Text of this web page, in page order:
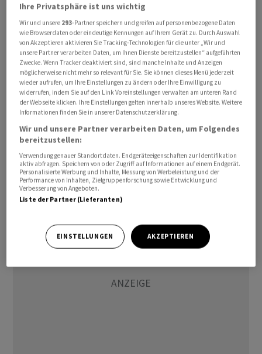
Der Fokus von Movon liegt den Angaben zufolge auf
Flotten-Leasings und Rundum-Service-Lösungen für
Geschäftskundinnen und Geschäftskunden. Amag
gründete die Tochter im Februar 2023, um veränderten
Kundenbedürfnissen gerecht zu werden, wie es heisst.
Mit der Unterstützung durch Volkswagen Financial
Services sollen nun die Produkt- und
Dienstleistungsportfolios bei Movon vorangetrieben
werden.
jl/rw
Ihre Privatsphäre ist uns wichtig
Wir und unsere 293-Partner speichern und greifen auf personenbezogene Daten
wie Browserdaten oder eindeutige Kennungen auf Ihrem Gerät zu. Durch Auswahl
von Akzeptieren aktivieren Sie Tracking-Technologien für die unter „Wir und
unsere Partner verarbeiten Daten, um Ihnen Dienste bereitzustellen“ aufgeführten
Zwecke. Wenn Tracker deaktiviert sind, sind manche Inhalte und Anzeigen
möglicherweise nicht mehr so relevant für Sie. Sie können dieses Menü jederzeit
wieder aufrufen, um Ihre Einstellungen zu ändern oder Ihre Einwilligung zu
widerrufen, indem Sie auf den Link Voreinstellungen verwalten am unteren Rand
der Webseite klicken. Ihre Einstellungen gelten innerhalb unseres Website. Weitere
Informationen finden Sie in unserer Datenschutzerklärung.
Wir und unsere Partner verarbeiten Daten, um Folgendes
bereitzustellen:
Verwendung genauer Standortdaten. Endgeräteeigenschaften zur Identifikation
aktiv abfragen. Speichern von oder Zugriff auf Informationen auf einem Endgerät.
Personalisierte Werbung und Inhalte, Messung von Werbeleistung und der
Performance von Inhalten, Zielgruppenforschung sowie Entwicklung und
Verbesserung von Angeboten.
Liste der Partner (Lieferanten)
EINSTELLUNGEN AKZEPTIEREN